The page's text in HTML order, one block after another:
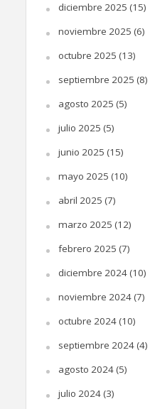
diciembre 2025 (15)
noviembre 2025 (6)
octubre 2025 (13)
septiembre 2025 (8)
agosto 2025 (5)
julio 2025 (5)
junio 2025 (15)
mayo 2025 (10)
abril 2025 (7)
marzo 2025 (12)
febrero 2025 (7)
diciembre 2024(10)
noviembre 2024(7)
octubre 2024(10)
septiembre 2024(4)
agosto 2024(5)
julio 2024(3)